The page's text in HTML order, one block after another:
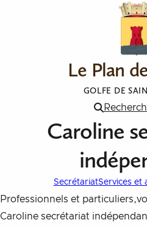
Le Plan
GOLFE DE
Menu
Caroline
SecrétariatServices et
Professionnels et
Caroline secrétariat